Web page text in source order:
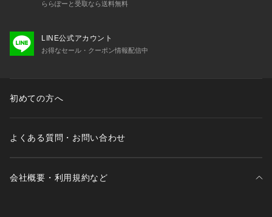
カジュアルで動きやすく着やすい、
  　パパもお揃いで着たくなるくらいファッショナブル。
3歳-12歳 Girls・Boys（90-150cm）
ららぽーと受取なら送料無料
LINE公式アカウント
お得なセール・クーポン情報配信中
初めての方へ
よくある質問・お問い合わせ
会社概要・利用規約など